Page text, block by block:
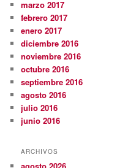
marzo 2017
febrero 2017
enero 2017
diciembre 2016
noviembre 2016
octubre 2016
septiembre 2016
agosto 2016
julio 2016
junio 2016
ARCHIVOS
agosto 2026